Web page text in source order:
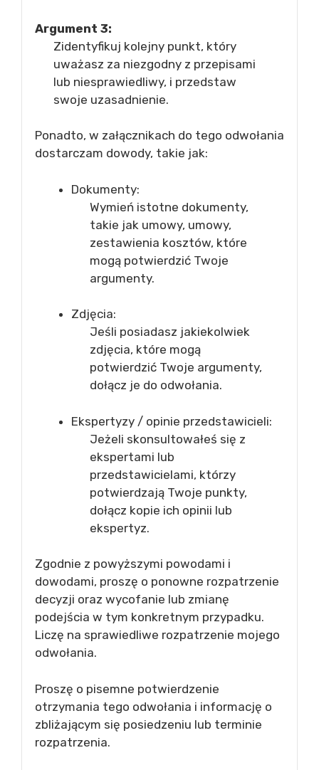
Argument 3:
Zidentyfikuj kolejny punkt, który
uważasz za niezgodny z przepisami
lub niesprawiedliwy, i przedstaw
swoje uzasadnienie.
Ponadto, w załącznikach do tego odwołania
dostarczam dowody, takie jak:
Dokumenty:
Wymień istotne dokumenty,
takie jak umowy, umowy,
zestawienia kosztów, które
mogą potwierdzić Twoje
argumenty.
Zdjęcia:
Jeśli posiadasz jakiekolwiek
zdjęcia, które mogą
potwierdzić Twoje argumenty,
dołącz je do odwołania.
Ekspertyzy / opinie przedstawicieli:
Jeżeli skonsultowałeś się z
ekspertami lub
przedstawicielami, którzy
potwierdzają Twoje punkty,
dołącz kopie ich opinii lub
ekspertyz.
Zgodnie z powyższymi powodami i
dowodami, proszę o ponowne rozpatrzenie
decyzji oraz wycofanie lub zmianę
podejścia w tym konkretnym przypadku.
Liczę na sprawiedliwe rozpatrzenie mojego
odwołania.
Proszę o pisemne potwierdzenie
otrzymania tego odwołania i informację o
zbliżającym się posiedzeniu lub terminie
rozpatrzenia.